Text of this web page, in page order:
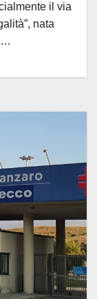
il via
nata